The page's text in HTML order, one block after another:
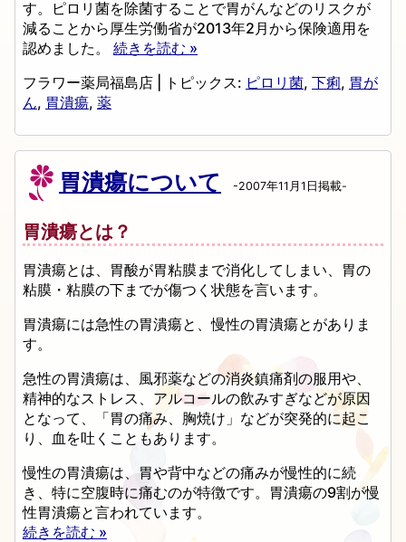
す。ピロリ菌を除菌することで胃がんなどのリスクが
減ることから厚生労働省が2013年2月から保険適用を
認めました。 続きを読む »
フラワー薬局福島店
トピックス: ピロリ菌, 下痢, 胃が
ん, 胃潰瘍, 薬
胃潰瘍について -2007年11月1日掲載-
胃潰瘍とは？
胃潰瘍とは、胃酸が胃粘膜まで消化してしまい、胃の
粘膜・粘膜の下までが傷つく状態を言います。
胃潰瘍には急性の胃潰瘍と、慢性の胃潰瘍とがありま
す。
急性の胃潰瘍は、風邪薬などの消炎鎮痛剤の服用や、
精神的なストレス、アルコールの飲みすぎなどが原因
となって、「胃の痛み、胸焼け」などが突発的に起こ
り、血を吐くこともあります。
慢性の胃潰瘍は、胃や背中などの痛みが慢性的に続
き、特に空腹時に痛むのが特徴です。胃潰瘍の9割が慢
性胃潰瘍と言われています。
続きを読む »